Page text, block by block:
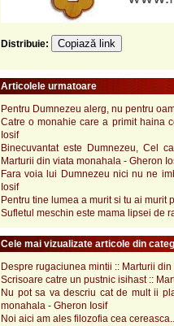
Distribuie: Copiază link
Articolele urmatoare
Pentru Dumnezeu alerg, nu pentru
Catre o monahie care a primit haina
Iosif
Binecuvantat este Dumnezeu, Cel
Marturii din viata monahala - Gheron
Fara voia lui Dumnezeu nici nu ne
Iosif
Pentru tine lumea a murit si tu ai murit
Sufletul meschin este mama lipsei de
Cele mai vizualizate articole din
Despre rugaciunea mintii :: Marturii
Scrisoare catre un pustnic isihast ::
Nu pot sa va descriu cat de mult ii
monahala - Gheron Iosif
Noi aici am ales filozofia cea